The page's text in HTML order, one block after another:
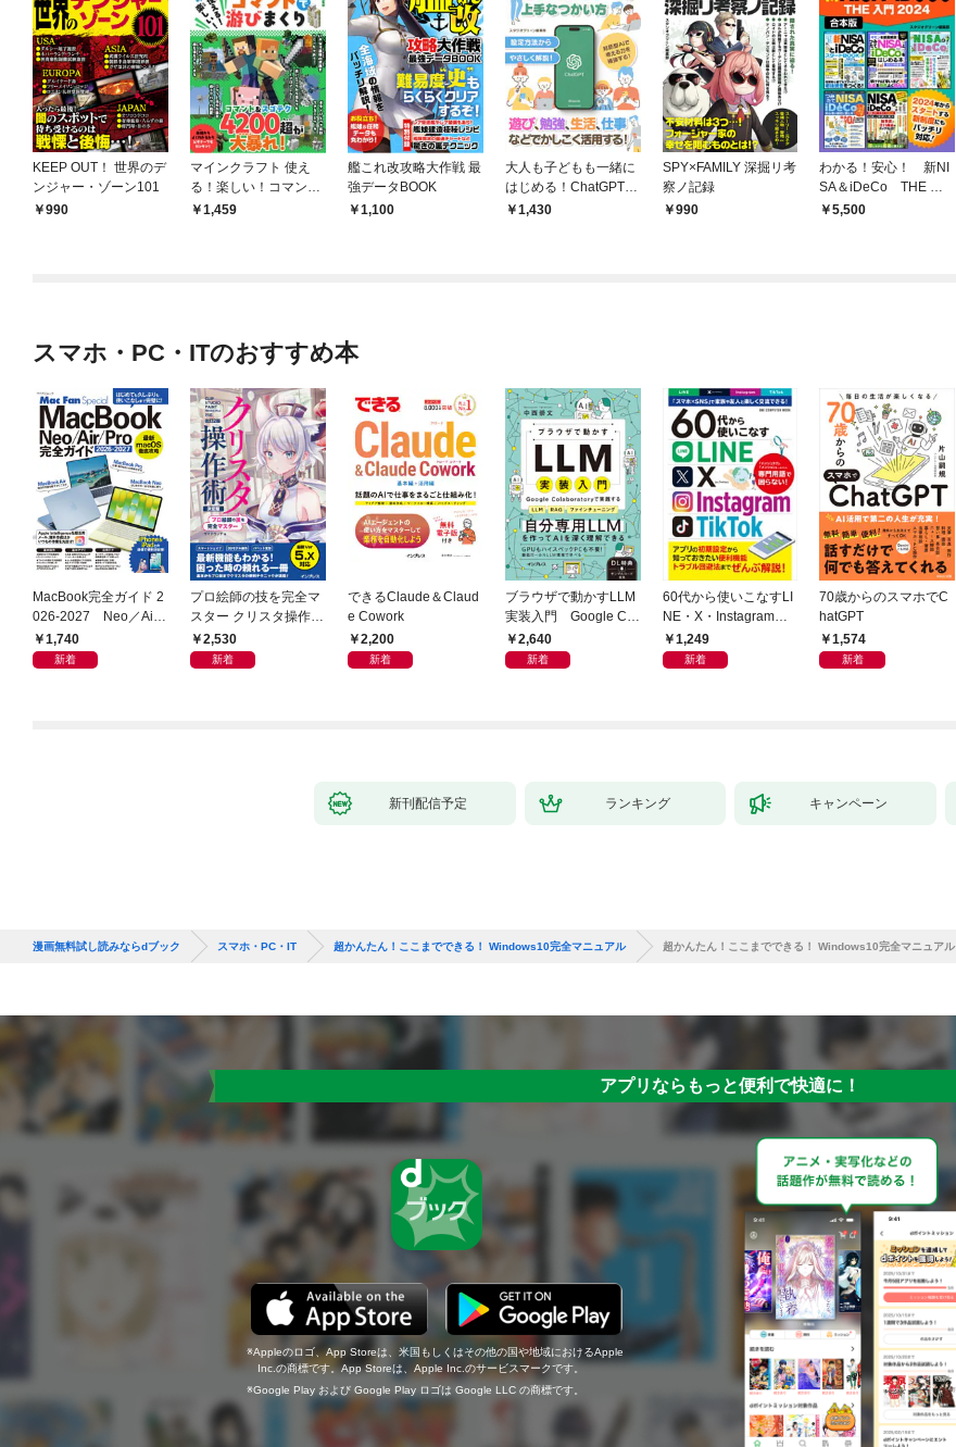
KEEP OUT！ 世界のデ
ンジャー・ゾーン101
990
マインクラフト 使え
る！楽しい！コマンド
で游びまくり
1,459
艦これ改攻略大作戦 最
強データBOOK
1,100
大人も子どもも一緒に
はじめる！ChatGPTの
上手なつかい方
1,430
SPY×FAMILY 深掘リ考
察ノ記録
990
わかる！安心！ 新NI
SA＆iDeCo THE 入
門2024【合本版】
5,500
スマホ・PC・ITのおすすめ本
MacBook完全ガイド 2
026-2027 Neo／Air
／Pro対応
1,740
新着
プロ絵師の技を完全マ
スター クリスタ操作術
決定版 改訂2版 CLIP S
TUDIO PAINT PRO/E
2,530
新着
できるClaude＆Claud
e Cowork
2,200
新着
ブラウザで動かすLLM
実装入門 Google Col
aboratoryで実践するL
LM・RAG・ファイン
2,640
新着
60代から使いこなすLI
NE・X・Instagram・T
ikTok
1,249
新着
70歳からのスマホでC
hatGPT
1,574
新着
新刊配信予定 ランキング キャンペーン
漫画無料試し読みならdブック スマホ・PC・IT 超かんたん！ここまでできる！ Windows10完全マニュアル 超かんたん！ここまでできる！ Windows10完全マニュアル
アプリならもっと便利で快適に！
Appleのロゴ、App Storeは、米国もしくはその他の国や地域におけるApple
Inc.の商標です。App Storeは、Apple Inc.のサービスマークです。
Google Play および Google Play ロゴは Google LLC の商標です。